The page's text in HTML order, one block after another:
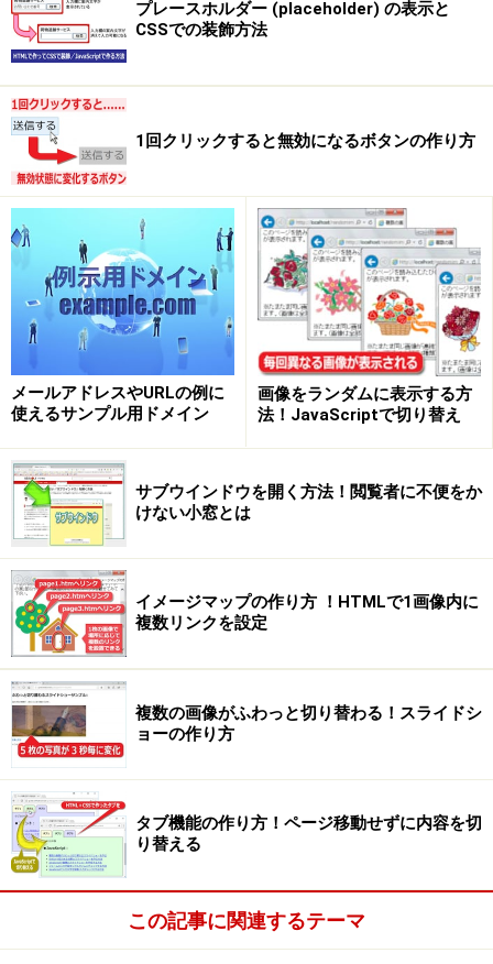
プレースホルダー (placeholder) の表示と
CSSでの装飾方法
1回クリックすると無効になるボタンの作り方
メールアドレスやURLの例に
使えるサンプル用ドメイン
画像をランダムに表示する方
法！JavaScriptで切り替え
サブウインドウを開く方法！閲覧者に不便をか
けない小窓とは
イメージマップの作り方 ！HTMLで1画像内に
複数リンクを設定
複数の画像がふわっと切り替わる！スライドシ
ョーの作り方
タブ機能の作り方！ページ移動せずに内容を切
り替える
この記事に関連するテーマ